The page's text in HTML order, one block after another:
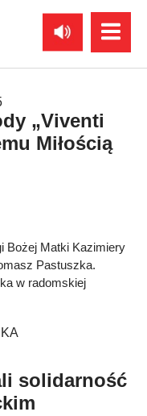
„Viventi
Miłością
Bożej Matki Kazimiery
Pastuszka.
w radomskiej
solidarność